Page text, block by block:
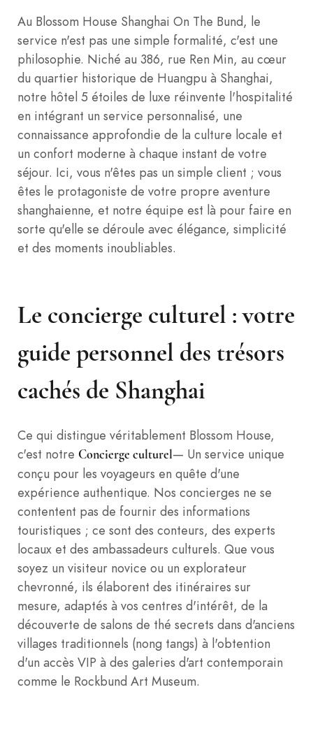
Au Blossom House Shanghai On The Bund, le
service n'est pas une simple formalité, c'est une
philosophie. Niché au 386, rue Ren Min, au cœur
du quartier historique de Huangpu à Shanghai,
notre hôtel 5 étoiles de luxe réinvente l'hospitalité
en intégrant un service personnalisé, une
connaissance approfondie de la culture locale et
un confort moderne à chaque instant de votre
séjour. Ici, vous n'êtes pas un simple client ; vous
êtes le protagoniste de votre propre aventure
shanghaienne, et notre équipe est là pour faire en
sorte qu'elle se déroule avec élégance, simplicité
et des moments inoubliables.
Le concierge culturel : votre
guide personnel des trésors
cachés de Shanghai
Ce qui distingue véritablement Blossom House,
c'est notre Concierge culturel— Un service unique
conçu pour les voyageurs en quête d'une
expérience authentique. Nos concierges ne se
contentent pas de fournir des informations
touristiques ; ce sont des conteurs, des experts
locaux et des ambassadeurs culturels. Que vous
soyez un visiteur novice ou un explorateur
chevronné, ils élaborent des itinéraires sur
mesure, adaptés à vos centres d'intérêt, de la
découverte de salons de thé secrets dans d'anciens
villages traditionnels (nong tangs) à l'obtention
d'un accès VIP à des galeries d'art contemporain
comme le Rockbund Art Museum.